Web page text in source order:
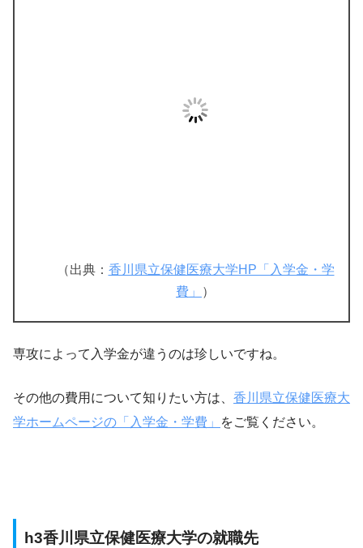
（出典： 香川県立保健医療大学HP「入学金・学
費」
）
専攻によって入学金が違うのは珍しいですね。
その他の費用について知りたい方は、 香川県立保健医療大
学ホームページの「入学金・学費」
をご覧ください。
h3香川県立保健医療大学の就職先